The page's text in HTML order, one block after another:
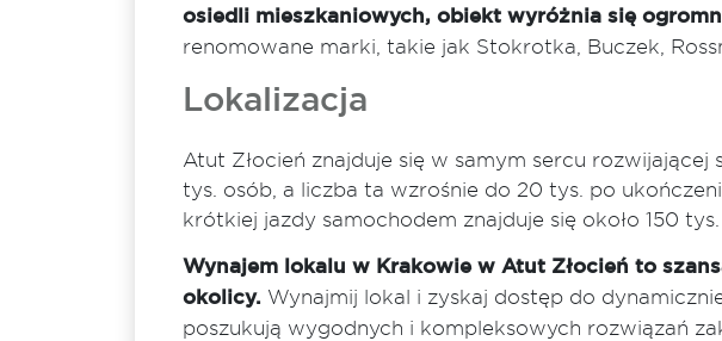
osiedli mieszkaniowych, obiekt wyróżnia się
renomowane marki, takie jak Stokrotka, Buczek,
Lokalizacja
Atut Złocień znajduje się w samym sercu
tys. osób, a liczba ta wzrośnie do 20 tys. po
krótkiej jazdy samochodem znajduje się około 150
Wynajem lokalu w Krakowie w Atut Złocień to
okolicy.Wynajmij lokal i zyskaj dostęp do
poszukują wygodnych i kompleksowych rozwiązań